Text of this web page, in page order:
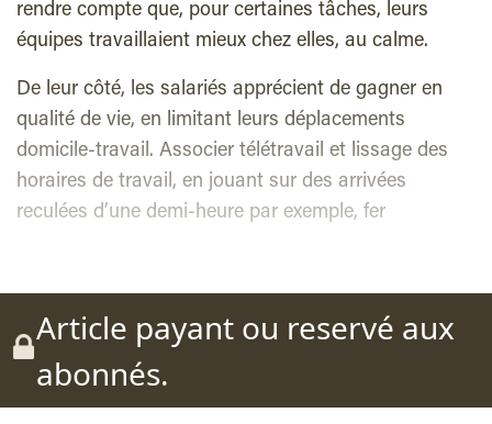
rendre compte que, pour certaines tâches, leurs
équipes travaillaient mieux chez elles, au calme.
De leur côté, les salariés apprécient de gagner en
qualité de vie, en limitant leurs déplacements
domicile-travail. Associer télétravail et lissage des
horaires de travail, en jouant sur des arrivées
reculées d’une demi-heure par exemple, fer
Article payant ou reservé aux
abonnés.